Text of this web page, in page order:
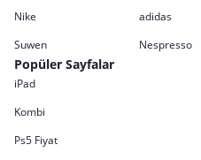
Nike adidas
Suwen
Nespresso
Popüler Sayfalar
iPad
Kombi
Ps5 Fiyat